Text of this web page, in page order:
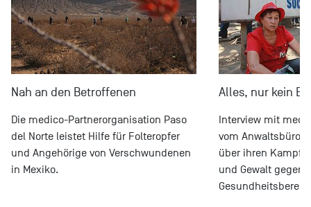
Nah an den Betroffenen
Die medico-Partnerorganisation Paso
del Norte leistet Hilfe für Folteropfer
und Angehörige von Verschwundenen
in Mexiko.
Alles, nur kein
Interview mit
vom Anwaltsbüro
über ihren Kampf
und Gewalt